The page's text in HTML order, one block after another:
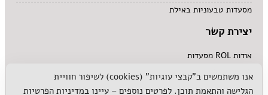
מסעדות טבעוניות באילת
יצירת קשר
אודות ROL מסעדות
אנו משתמשים ב"קבצי עוגיות" (cookies) לשיפור חוויית
הגלישה והתאמת תוכן. לפרטים נוספים – עיינו במדיניות הפרטיות